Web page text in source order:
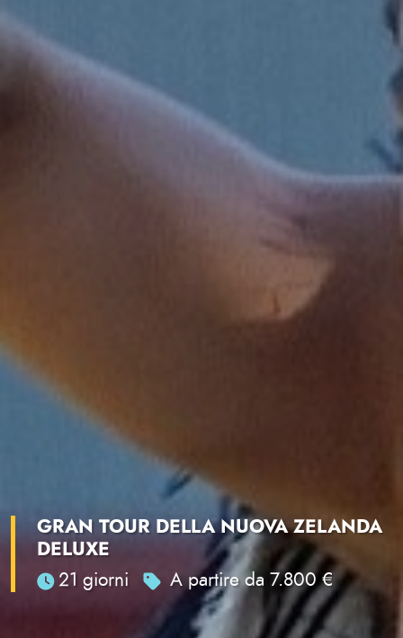
GRAN TOUR DELLA NUOVA ZELANDA
DELUXE
21 giorni
A partire da 7.800 €